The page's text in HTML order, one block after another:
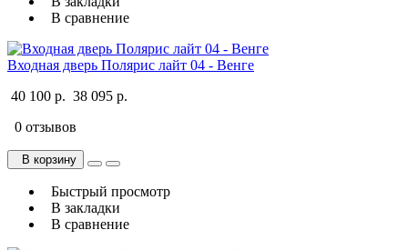
В сравнение
Входная дверь Полярис лайт 04 - Венге
40 100 р. 38 095 р.
0 отзывов
В корзину
Быстрый просмотр
В закладки
В сравнение